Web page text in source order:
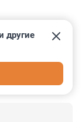
другие